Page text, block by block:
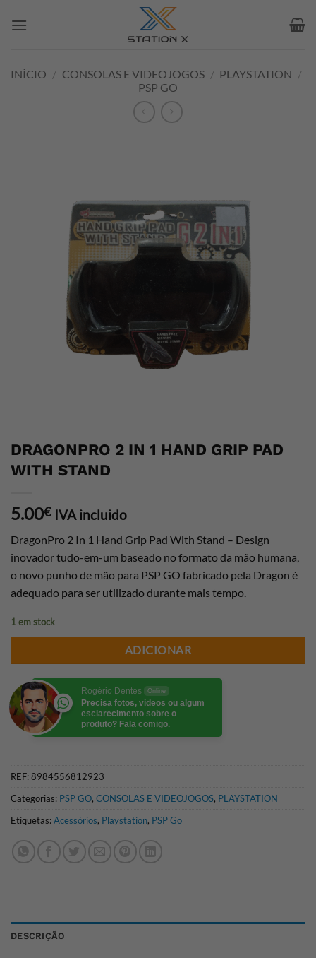
INÍCIO / CONSOLAS E VIDEOJOGOS / PLAYSTATION /
PSP GO
DRAGONPRO 2 IN 1 HAND GRIP PAD
WITH STAND
5.00€ IVA incluido
DragonPro 2 In 1 Hand Grip Pad With Stand – Design
inovador tudo-em-um baseado no formato da mão humana,
o novo punho de mão para PSP GO fabricado pela Dragon é
adequado para ser utilizado durante mais tempo.
1 em stock
ADICIONAR
Rogério Dentes Online
Precisa fotos, videos ou algum
esclarecimento sobre o
produto? Fala comigo.
REF:8984556812923
Categorias: PSP GO, CONSOLAS E VIDEOJOGOS, PLAYSTATION
Etiquetas:Acessórios, Playstation, PSP Go
DESCRIÇÃO